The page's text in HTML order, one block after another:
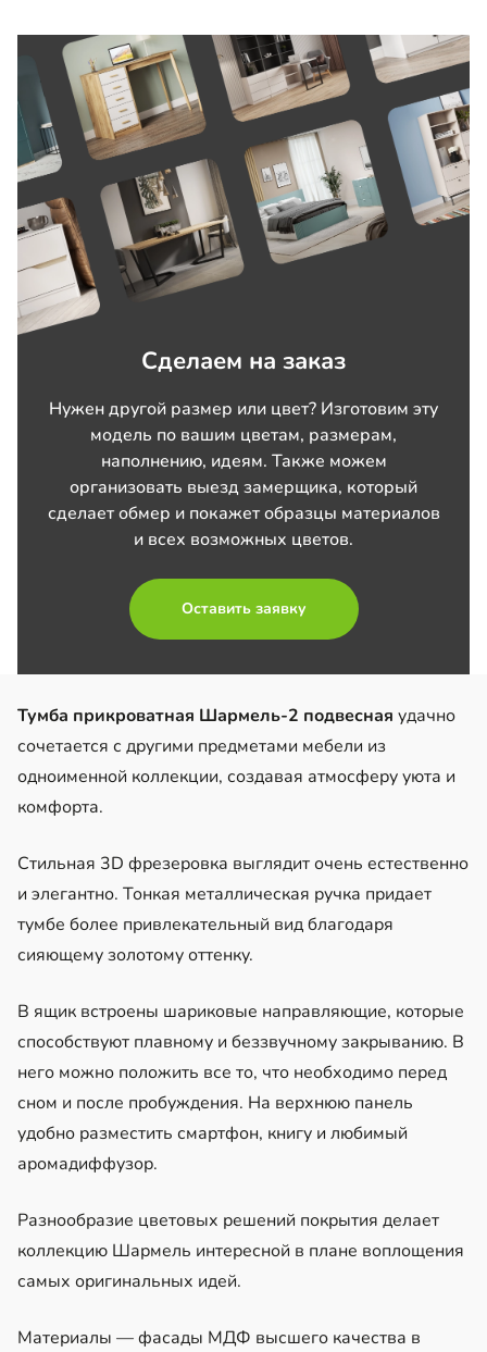
Сделаем на заказ
Нужен другой размер или цвет? Изготовим эту
модель по вашим цветам, размерам,
наполнению, идеям. Также можем
организовать выезд замерщика, который
сделает обмер и покажет образцы материалов
и всех возможных цветов.
Оставить заявку
Тумба прикроватная Шармель-2 подвесная удачно
сочетается с другими предметами мебели из
одноименной коллекции, создавая атмосферу уюта и
комфорта.
Стильная 3D фрезеровка выглядит очень естественно
и элегантно. Тонкая металлическая ручка придает
тумбе более привлекательный вид благодаря
сияющему золотому оттенку.
В ящик встроены шариковые направляющие, которые
способствуют плавному и беззвучному закрыванию. В
него можно положить все то, что необходимо перед
сном и после пробуждения. На верхнюю панель
удобно разместить смартфон, книгу и любимый
аромадиффузор.
Разнообразие цветовых решений покрытия делает
коллекцию Шармель интересной в плане воплощения
самых оригинальных идей.
Материалы — фасады МДФ высшего качества в